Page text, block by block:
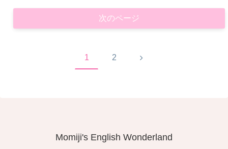
次のページ
1 2 次
Momiji's English Wonderland